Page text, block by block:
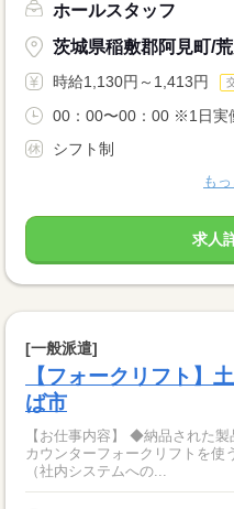
ホールスタッフ
茨城県稲敷郡阿見町/
時給1,130円～1,413円
00：00〜00：00 ※1日実
シフト制
も
求人
[一般派遣]
【フォークリフト】
ば市
【お仕事内容】 ◆納品された
カウンターフォークリフトを使
（社内システムへの...